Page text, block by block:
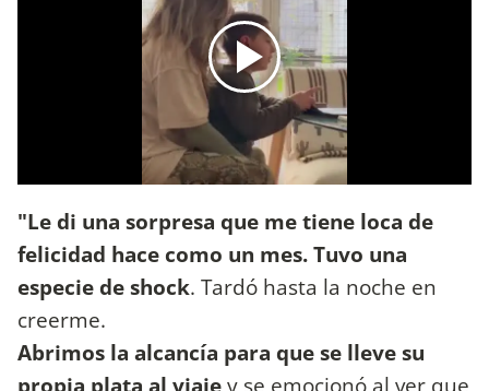
"Le di una sorpresa que me tiene loca de
felicidad hace como un mes. Tuvo una
especie de shock. Tardó hasta la noche en
creerme.
Abrimos la alcancía para que se lleve su